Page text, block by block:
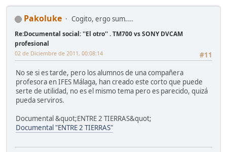
Pakoluke Cogito, ergo sum....
Re:Documental social: ''El otro'' . TM700 vs SONY DVCAM
profesional
#11
02 de Diciembre de 2011, 00:08:14
No se si es tarde, pero los alumnos de una compañera
profesora en IFES Málaga, han creado este corto que puede
serte de utilidad, no es el mismo tema pero es parecido, quizá
pueda serviros.
Documental &quot;ENTRE 2 TIERRAS&quot;
Documental "ENTRE 2 TIERRAS"